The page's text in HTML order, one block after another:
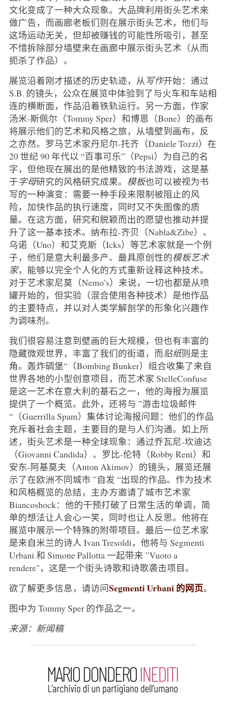
文化变成了一种大众现象。大品牌利用街头艺术来
做广告，而画廊老板们则在展示街头艺术，他们与
这场运动无关，但却被赚钱的可能性所吸引，甚至
不惜拆除部分墙壁来在画廊中展示街头艺术（从而
扼杀了作品）。
展览沿着刚才描述的历史轨迹，从 写作开始：通过
S.B. 的镜头，公众在展览中体验到了与火车和车站相
连的横断面，作品沿着铁轨运行。另一方面，作家
汤米-斯佩尔（Tommy Sper）和博恩（Bone）的画布
将展示他们的艺术和风格之旅，从墙壁到画布，反
之亦然。罗马艺术家丹尼尔-托齐（Daniele Tozzi）在
20 世纪 90 年代以 “百事可乐”（Pepsi）为自己的名
字，但他现在展出的是他精致的书法游戏，这是基
于字母研究的风格研究成果。 模板也可以被视为书
写的一种演变：需要一种手段来限制被阻止的风
险，加快作品的执行速度，同时又不失图像的质
量。在这方面，研究和脱颖而出的愿望也推动并提
升了这一基本技术。纳布拉-齐贝（Nabla&Zibe）、
乌诺（Uno）和艾克斯（Icks）等艺术家就是一个例
子，他们是意大利最多产、最具原创性的模板艺术
家，能够以完全个人化的方式重新诠释这种技术。
对于艺术家尼莫（Nemo’s）来说，一切也都是从喷
罐开始的，但实验（混合使用各种技术）是他作品
的主要特点，并以对人类学解剖学的形象化兴趣作
为调味剂。
我们很容易注意到壁画的巨大规模，但也有丰富的
隐藏微观世界，丰富了我们的街道，而贴纸则是主
角。轰炸碉堡“（Bombing Bunker）组合收集了来自
世界各地的小型创意项目，而艺术家 StelleConfuse
是这一艺术在意大利的基石之一，他的海报为展览
提供了一个概览。此外，还将与 ”游击垃圾邮件
“（Guerrilla Spam）集体讨论海报问题：他们的作品
充斥着社会主题，主要目的是与人们沟通。如上所
述，街头艺术是一种全球现象：通过乔瓦尼-坎迪达
（Giovanni Candida）、罗比-伦特（Robby Rent）和
安东-阿基莫夫（Anton Akimov）的镜头，展览还展
示了在欧洲不同城市 ”自发 “出现的作品。作为技术
和风格概览的总结，主办方邀请了城市艺术家
Biancoshock：他的干预打破了日常生活的单调，简
单的想法让人会心一笑，同时也让人反思。他将在
展览中展示一个特殊的附带项目。最后一位艺术家
是来自米兰的诗人 Ivan Tresoldi，他将与 Segmenti
Urbani 和 Simone Pallotta 一起带来 ”Vuoto a
rendere"，这是一个街头诗歌和诗歌袭击项目。
欲了解更多信息，请访问Segmenti Urbani 的网页。
图中为 Tommy Sper 的作品之一。
来源：新闻稿